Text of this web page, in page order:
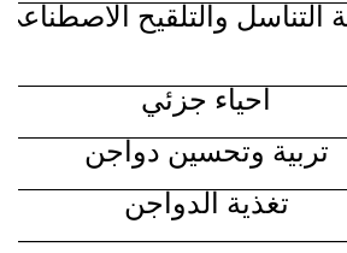
التناسل والتلقيح
احياء جزئي
تربية وتحسين دواجن
تغذية الدواجن